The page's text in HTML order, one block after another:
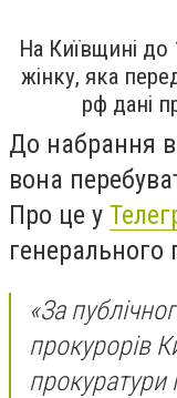
На Київщині до
жінку, яка
рф дані
До набрання
вона
Про це у
генерального
«За
прокурорів